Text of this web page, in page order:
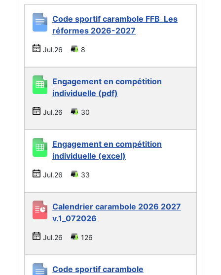
Code sportif carambole FFB_Les
réformes 2026-2027
Jul.26 8
Engagement en compétition
individuelle (pdf)
Jul.26 30
Engagement en compétition
individuelle (excel)
Jul.26 33
Calendrier carambole 2026 2027
v.1_072026
Jul.26 126
Code sportif carambole